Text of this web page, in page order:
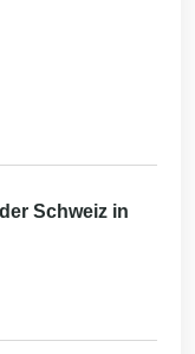
Schweiz in